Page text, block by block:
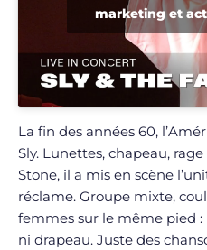
marketing et
La fin des années 60,
Sly. Lunettes, chapeau,
Stone, il a mis en scène
réclame. Groupe mixte,
femmes sur le même pied :
ni drapeau. Juste des